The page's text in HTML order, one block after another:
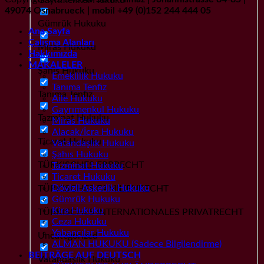
Gümrük Hukuku
Miras Hukuku
Şahıs Hukuku
Tanıma Tenfiz
Tazminat Hukuku
Ticaret Hukuku
TÜRKISCHES ERBRECHT
TÜRKISCHES FAMILIENRECHT
TÜRKISCHES INTERNATIONALES PRIVATRECHT
Uncategorized
Vatandaşlık Hukuku
49074 Osnabrueck | mobil +49 (0)152 244 444 05
Ana Sayfa
Çalışma Alanları
Hakkımızda
MAKALELER
Emeklilik Hukuku
Tanıma Tenfiz
Aile Hukuku
Gayrımenkul Hukuku
Miras Hukuku
Alacak/İcra Hukuku
Vatandaşlık Hukuku
Şahıs Hukuku
Tazminat Hukuku
Ticaret Hukuku
Dövizli Askerlik Hukuku
Gümrük Hukuku
Kira Hukuku
Ceza Hukuku
Yabancılar Hukuku
ALMAN HUKUKU (Sadece Bilgilendirme)
BEITRÄGE AUF DEUTSCH